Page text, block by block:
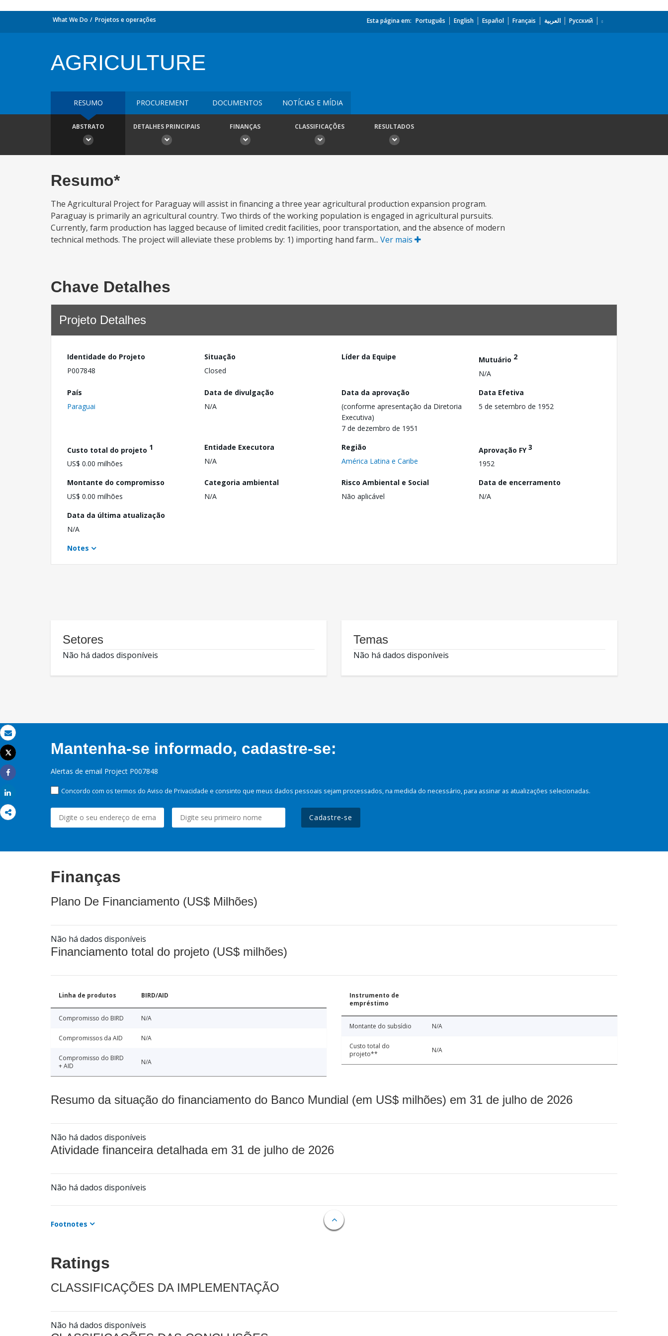
Email
Imprimir
Tweet
Share
What We Do Projetos e operações Esta página em: Português English Español Français العربية Русский
AGRICULTURE
RESUMO PROCUREMENT DOCUMENTOS NOTÍCIAS E MÍDIA
ABSTRATO DETALHES PRINCIPAIS FINANÇAS CLASSIFICAÇÕES RESULTADOS
Resumo*
The Agricultural Project for Paraguay will assist in financing a three year agricultural production expansion program.
Paraguay is primarily an agricultural country. Two thirds of the working population is engaged in agricultural pursuits.
Currently, farm production has lagged because of limited credit facilities, poor transportation, and the absence of modern
technical methods. The project will alleviate these problems by: 1) importing hand farm... Ver mais
Chave Detalhes
Projeto Detalhes
Identidade do Projeto
P007848
Situação
Closed
Líder da Equipe Mutuário 2
N/A
País
Paraguai
Data de divulgação
N/A
Data da aprovação
(conforme apresentação da Diretoria
Executiva)
7 de dezembro de 1951
Data Efetiva
5 de setembro de 1952
Custo total do projeto 1
US$ 0.00 milhões
Entidade Executora
N/A
Região
América Latina e Caribe
Aprovação FY3
1952
Montante do compromisso
US$ 0.00 milhões
Categoria ambiental
N/A
Risco Ambiental e Social
Não aplicável
Data de encerramento
N/A
Data da última atualização
N/A
Notes
Setores
Não há dados disponíveis
Temas
Não há dados disponíveis
Mantenha-se informado, cadastre-se:
Alertas de email Project P007848
Concordo com os termos do Aviso de Privacidade e consinto que meus dados pessoais sejam processados, na medida do necessário, para assinar as atualizações selecionadas.
Cadastre-se
Finanças
Plano De Financiamento (US$ Milhões)
Não há dados disponíveis
Financiamento total do projeto (US$ milhões)
Linha de produtos BIRD/AID
Compromisso do BIRD N/A
Compromissos da AID N/A
Compromisso do BIRD
+ AID
N/A
Instrumento de
empréstimo
Montante do subsídio N/A
Custo total do
projeto**
N/A
Resumo da situação do financiamento do Banco Mundial (em US$ milhões) em 31 de julho de 2026
Não há dados disponíveis
Atividade financeira detalhada em 31 de julho de 2026
Não há dados disponíveis
Footnotes
Ratings
CLASSIFICAÇÕES DA IMPLEMENTAÇÃO
Não há dados disponíveis